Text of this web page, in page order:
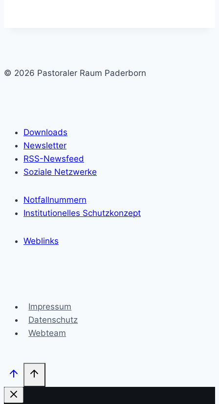
© 2026 Pastoraler Raum Paderborn
Downloads
Newsletter
RSS-Newsfeed
Soziale Netzwerke
Notfallnummern
Institutionelles Schutzkonzept
Weblinks
Impressum
Datenschutz
Webteam